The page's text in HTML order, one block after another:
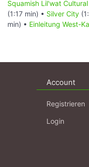
Squamish Lil'wat
(1:17 min) • Silver City
min) • Einleitung West-
Account
Registrieren
Login